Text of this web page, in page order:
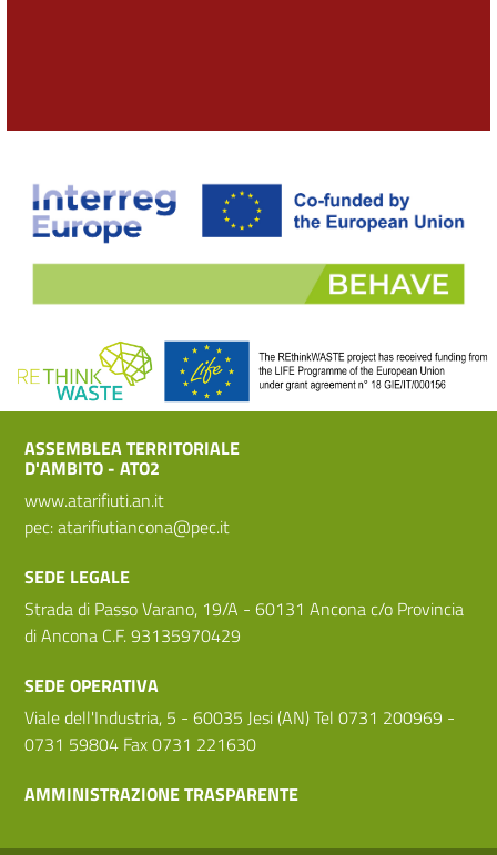
ASSEMBLEA TERRITORIALE
D'AMBITO - ATO2
www.atarifiuti.an.it
pec:atarifiutiancona@pec.it
SEDE LEGALE
Strada di Passo Varano, 19/A - 60131 Ancona c/o Provincia
di Ancona C.F. 93135970429
SEDE OPERATIVA
Viale dell'Industria, 5 - 60035 Jesi (AN) Tel 0731 200969 -
0731 59804 Fax 0731 221630
AMMINISTRAZIONE TRASPARENTE